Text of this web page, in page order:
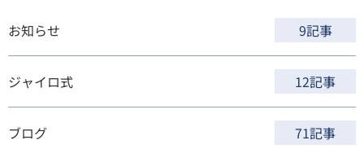
お知らせ 9記事
ジャイロ式 12記事
ブログ 71記事